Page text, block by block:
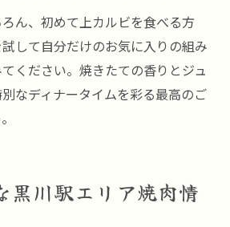
ん、初めて上カルビを食べる方
して自分だけのお気に入りの組み
ください。焼きたての香りとジュ
なディナータイムを彩る最高のご
黒川駅エリア焼肉情